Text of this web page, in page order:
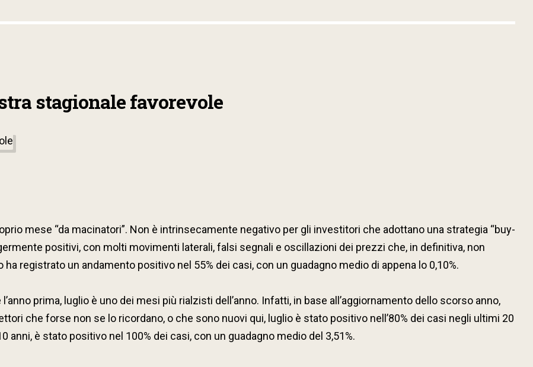
stagionale favorevole
mese “da macinatori”. Non è intrinsecamente negativo per gli investitori che adottano una strategia “buy-
positivi, con molti movimenti laterali, falsi segnali e oscillazioni dei prezzi che, in definitiva, non
registrato un andamento positivo nel 55% dei casi, con un guadagno medio di appena lo 0,10%.
prima, luglio è uno dei mesi più rialzisti dell’anno. Infatti, in base all’aggiornamento dello scorso anno,
che forse non se lo ricordano, o che sono nuovi qui, luglio è stato positivo nell’80% dei casi negli ultimi 20
anni, è stato positivo nel 100% dei casi, con un guadagno medio del 3,51%.